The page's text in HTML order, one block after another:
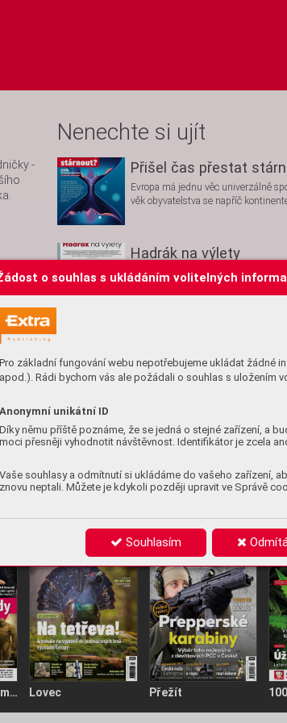
o souhlas s ukládáním volitelných
Pro základní fungování webu nepotřebujeme ukládat žádné
apod.). Rádi bychom vás ale požádali o souhlas s uložením
Anonymní unikátní ID
Díky němu příště poznáme, že se jedná o stejné zařízení, a
moci přesněji vyhodnotit návštěvnost. Identifikátor je zcela
Vaše souhlasy a odmítnutí si ukládáme do vašeho zařízení,
znovu neptali. Můžete je kdykoli později upravit ve Správě
Souhlasím
-
Nenechte si ujít
Přišel čas přestat
Evropa má jednu věc univerzálně
věk obyvatelstva se napříč
Hadrák na výlety
V průběhu 20. století se vyrobilo 15
čtyřkolek značky Velorex. Vozítka
V životě existuje jen málo jistot, ale
oslavil čtyřicáté narozeniny, na
Plamen živého ohně
Byl jednoznačně nejlepším
Tajemství české minulosti Lovec Přežít